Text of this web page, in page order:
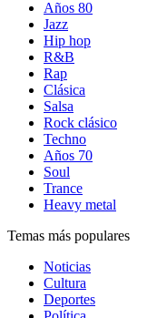
Años 80
Jazz
Hip hop
R&B
Rap
Clásica
Salsa
Rock clásico
Techno
Años 70
Soul
Trance
Heavy metal
Temas más populares
Noticias
Cultura
Deportes